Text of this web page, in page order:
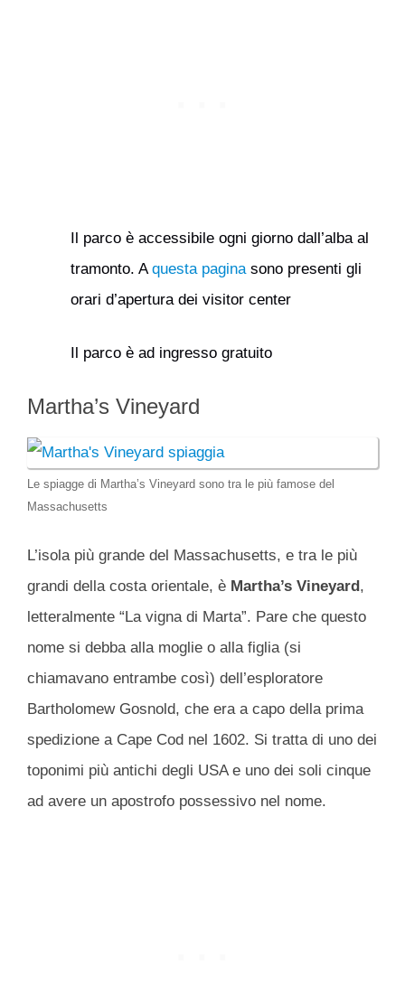
Il parco è accessibile ogni giorno dall’alba al
tramonto. A questa paginasono presenti gli
orari d’apertura dei visitor center
Il parco è ad ingresso gratuito
Martha’s Vineyard
Le spiagge di Martha’s Vineyard sono tra le più famose del
Massachusetts
L’isola più grande del Massachusetts, e tra le più
grandi della costa orientale, è Martha’s Vineyard,
letteralmente “La vigna di Marta”. Pare che questo
nome si debba alla moglie o alla figlia (si
chiamavano entrambe così) dell’esploratore
Bartholomew Gosnold, che era a capo della prima
spedizione a Cape Cod nel 1602. Si tratta di uno dei
toponimi più antichi degli USA e uno dei soli cinque
ad avere un apostrofo possessivo nel nome.